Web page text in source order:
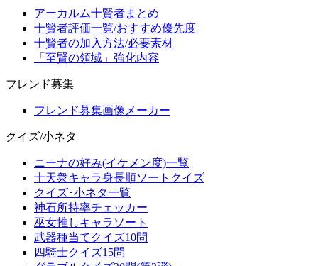
アーカルム十賢者まとめ
十賢者評価一覧/おすすめ優先度
十賢者の加入方法/必要素材
「至賢の領域」強化内容
フレンド募集
フレンド募集画像メーカー
クイズ/小ネタ
ニーナの好み(イケメン度)一覧
十天衆キャラ身長順ソートクイズ
クイズ･小ネタ一覧
神石所持率チェッカー
巫女推しキャラソート
武器種当てクイズ10問
四騎士クイズ15問